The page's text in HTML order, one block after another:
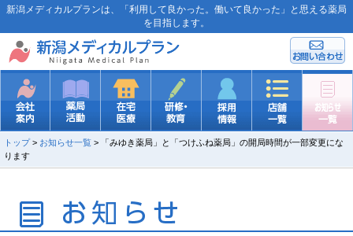
新潟メディカルプランは、「利用して良かった。働いて良かった」と思える薬局
を目指します。
トップ> お知らせ一覧 > 「みゆき薬局」と「つけふね薬局」の開局時間が一部変更にな
ります